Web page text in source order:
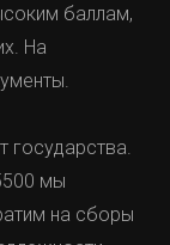
баллам,
На
государства.
мы
на сборы